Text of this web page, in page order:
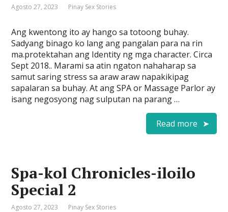
Agosto 27, 2023 Pinay Sex Stories
Ang kwentong ito ay hango sa totoong buhay.
Sadyang binago ko lang ang pangalan para na rin
ma.protektahan ang Identity ng mga character. Circa
Sept 2018.. Marami sa atin ngaton nahaharap sa
samut saring stress sa araw araw napakikipag
sapalaran sa buhay. At ang SPA or Massage Parlor ay
isang negosyong nag sulputan na parang …
Read more
Spa-kol Chronicles-iloilo
Special 2
Agosto 27, 2023 Pinay Sex Stories